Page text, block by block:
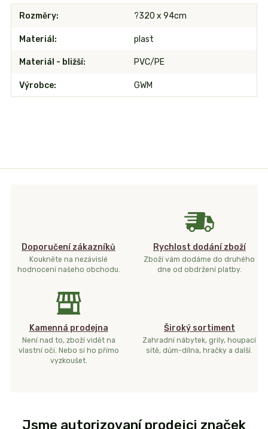
Rozměry ?320 x 94cm
Materiál plast
Materiál - bližší PVC/PE
Výrobce GWM
Doporučení zákazníků
Koukněte na nezávislé
hodnocení našeho obchodu.
Rychlost dodání zboží
Zboží vám dodáme do druhého
dne od obdržení platby.
Kamenná prodejna
Není nad to, zboží vidět na
vlastní oči. Nebo si ho přímo
vyzkoušet.
Široký sortiment
Zahradní nábytek, grily, houpací
sítě, dům-dílna, hračky a další.
Jsme autorizovaní prodejci značek